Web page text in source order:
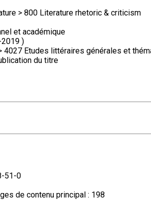
> 800 Literature rhetoric & criticism
et académique
)
4027 Etudes littéraires générales et
du titre
51-0
de contenu principal : 198